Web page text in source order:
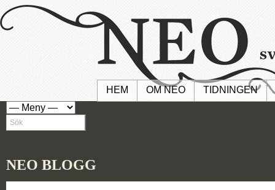
HEM OM NEO TIDNINGEN
NEO BLOGG